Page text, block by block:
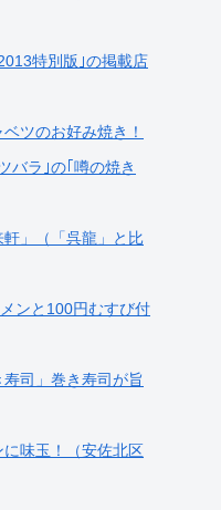
特別版｣の掲載店
ツのお好み焼き！
バラ｣の｢噂の焼き
軒」（「呉龍」と比
ンと100円むすび付
司」巻き寿司が旨
に味玉！（安佐北区